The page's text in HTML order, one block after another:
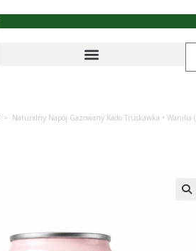
> Naturalny Napój Gazowany Kado Truskawka • Wanilia